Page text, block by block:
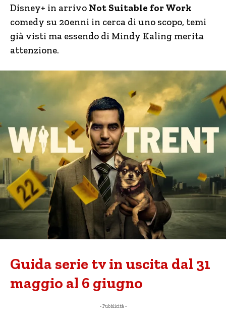
Disney+ in arrivo Not Suitable for Work
comedy su 20enni in cerca di uno scopo, temi
già visti ma essendo di Mindy Kaling merita
attenzione.
Guida serie tv in uscita dal 31
maggio al 6 giugno
- Pubblicità -